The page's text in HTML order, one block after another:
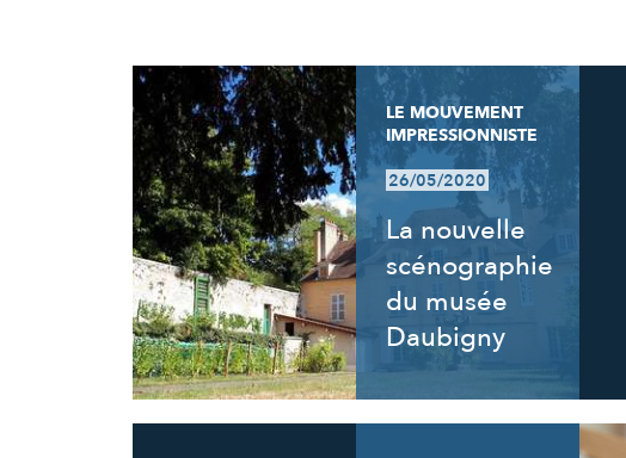
RÉSULTATS
LE MOUVEMENT
IMPRESSIONNISTE
26/05/2020
La nouvelle
scénographie
du musée
Daubigny